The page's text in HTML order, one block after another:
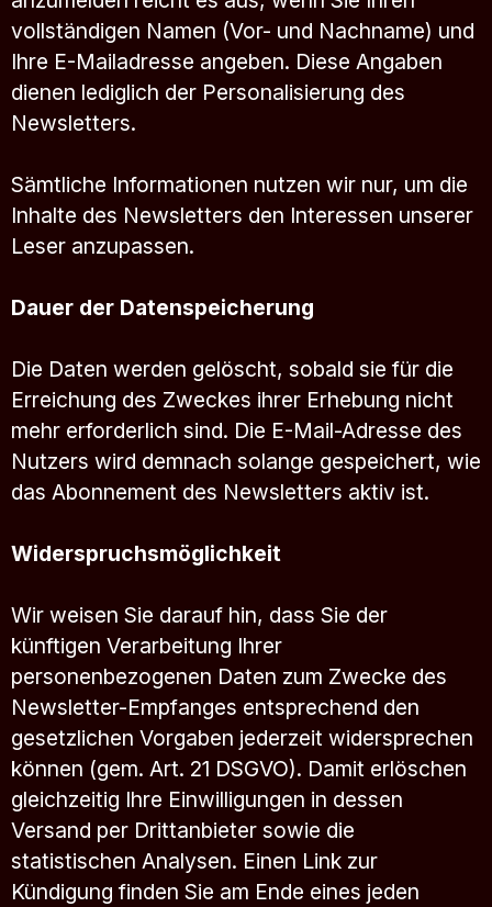
vollständigen Namen (Vor- und Nachname) und
Ihre E-Mailadresse angeben. Diese Angaben
dienen lediglich der Personalisierung des
Newsletters.
Sämtliche Informationen nutzen wir nur, um die
Inhalte des Newsletters den Interessen unserer
Leser anzupassen.
Dauer der Datenspeicherung
Die Daten werden gelöscht, sobald sie für die
Erreichung des Zweckes ihrer Erhebung nicht
mehr erforderlich sind. Die E-Mail-Adresse des
Nutzers wird demnach solange gespeichert, wie
das Abonnement des Newsletters aktiv ist.
Widerspruchsmöglichkeit
Wir weisen Sie darauf hin, dass Sie der
künftigen Verarbeitung Ihrer
personenbezogenen Daten zum Zwecke des
Newsletter-Empfanges entsprechend den
gesetzlichen Vorgaben jederzeit widersprechen
können (gem. Art. 21 DSGVO). Damit erlöschen
gleichzeitig Ihre Einwilligungen in dessen
Versand per Drittanbieter sowie die
statistischen Analysen. Einen Link zur
Kündigung finden Sie am Ende eines jeden